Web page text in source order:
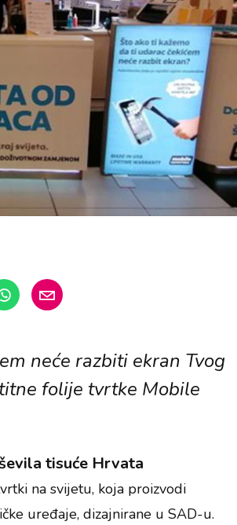
neće razbiti ekran Tvog
folije tvrtke Mobile
tisuće Hrvata
na svijetu, koja proizvodi
uređaje, dizajnirane u SAD-u.